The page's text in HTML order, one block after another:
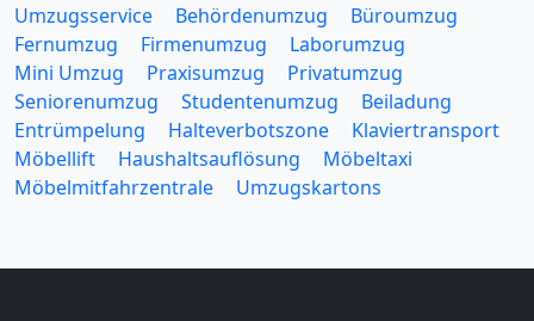
Umzugsservice Behördenumzug
Büroumzug
Fernumzug
Firmenumzug
Laborumzug
Mini Umzug
Praxisumzug
Privatumzug
Seniorenumzug
Studentenumzug
Beiladung
Entrümpelung
Halteverbotszone
Klaviertransport
Möbellift
Haushaltsauflösung
Möbeltaxi
Möbelmitfahrzentrale
Umzugskartons